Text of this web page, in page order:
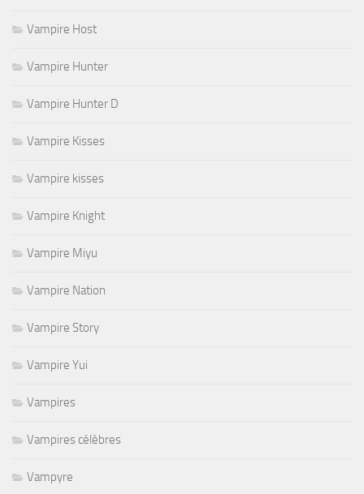
Vampire Host
Vampire Hunter
Vampire Hunter D
Vampire Kisses
Vampire kisses
Vampire Knight
Vampire Miyu
Vampire Nation
Vampire Story
Vampire Yui
Vampires
Vampires célèbres
Vampyre